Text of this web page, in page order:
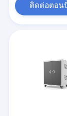
แสดง VR
ติดต่อตอน